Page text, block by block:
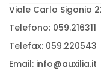
Viale Carlo Sigonio
Telefono: 059.216311
Telefax: 059.220543
Email: info@auxilia.it